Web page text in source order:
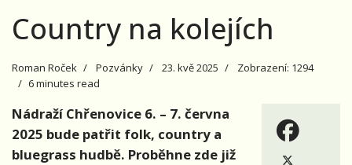
Country na kolejích
Roman Roček Pozvánky 23. kvě 2025
Zobrazení: 1294
6 minutes read
Nádraží Chřenovice 6. – 7. června
2025 bude patřit folk, country a
bluegrass hudbě. Proběhne zde již